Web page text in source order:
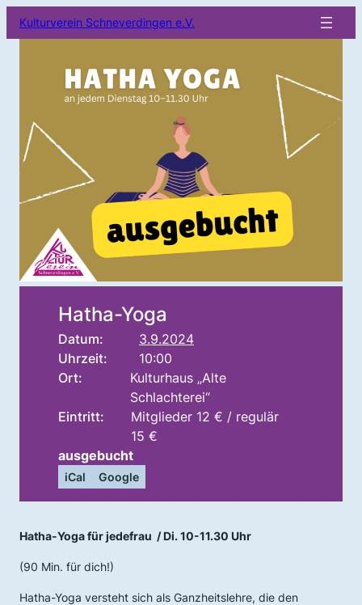
Kulturverein Schneverdingen e.V.
Hatha-Yoga
Datum:
3.9.2024
Uhrzeit:
10:00
Ort:
Kulturhaus „Alte
Schlachterei“
Eintritt:
Mitglieder 12 € / regulär
15 €
ausgebucht
iCal Google
Hatha-Yoga für jedefrau / Di. 10-11.30 Uhr
(90 Min. für dich!)
Hatha-Yoga versteht sich als Ganzheitslehre, die den